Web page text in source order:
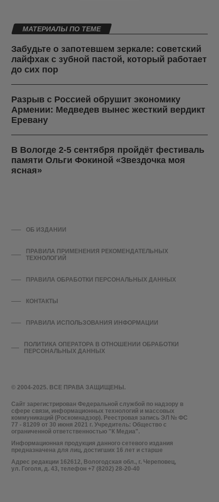
МАТЕРИАЛЫ ПО ТЕМЕ
Забудьте о запотевшем зеркале: советский
лайфхак с зубной пастой, который работает
до сих пор
Разрыв с Россией обрушит экономику
Армении: Медведев вынес жесткий вердикт
Еревану
В Вологде 2-5 сентября пройдёт фестиваль
памяти Ольги Фокиной «Звездочка моя
ясная»
© 2004-2025. ВСЕ ПРАВА ЗАЩИЩЕНЫ.
Сайт зарегистрирован Федеральной службой по надзору в
сфере связи, информационных технологий и массовых
коммуникаций (Роскомнадзор). Реестровая запись ЭЛ № ФС
77 - 81209 от 30 июня 2021 г. Учредитель: Общество с
ограниченной ответственностью "К Медиа".
Информационная продукция данного сетевого издания
предназначена для лиц, достигших 16 лет и старше
Адрес редакции 162612, Вологодская обл., г. Череповец,
ул. Гоголя, д. 43, телефон +7 (8202) 28-20-40
ОБ ИЗДАНИИ
ПРАВИЛА ПРИМЕНЕНИЯ РЕКОМЕНДАТЕЛЬНЫХ
ТЕХНОЛОГИЙ
ПРАВИЛА ОБРАБОТКИ ПЕРСОНАЛЬНЫХ ДАННЫХ
КОНТАКТЫ
ПРАВИЛА ИСПОЛЬЗОВАНИЯ ИНФОРМАЦИИ
ПОЛИТИКА ОПЕРАТОРА В ОТНОШЕНИИ ОБРАБОТКИ
ПЕРСОНАЛЬНЫХ ДАННЫХ